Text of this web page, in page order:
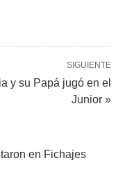
SIGUIENTE
y su Papá jugó en el
Junior »
en Fichajes